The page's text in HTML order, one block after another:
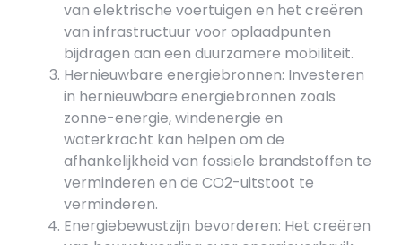
van elektrische voertuigen en het creëren
van infrastructuur voor oplaadpunten
bijdragen aan een duurzamere mobiliteit.
Hernieuwbare energiebronnen: Investeren
in hernieuwbare energiebronnen zoals
zonne-energie, windenergie en
waterkracht kan helpen om de
afhankelijkheid van fossiele brandstoffen te
verminderen en de CO2-uitstoot te
verminderen.
Energiebewustzijn bevorderen: Het creëren